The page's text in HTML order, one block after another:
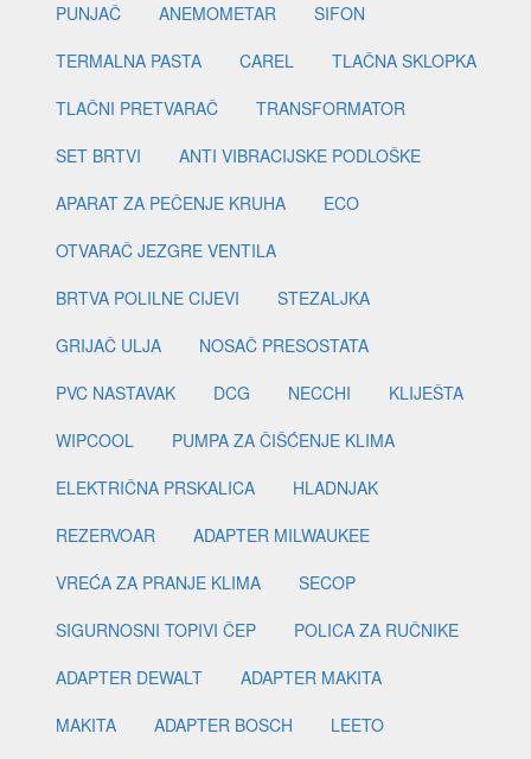
PUNJAČ
ANEMOMETAR
SIFON
TERMALNA PASTA
CAREL
TLAČNA SKLOPKA
TLAČNI PRETVARAČ
TRANSFORMATOR
SET BRTVI
ANTI VIBRACIJSKE PODLOŠKE
APARAT ZA PEČENJE KRUHA
ECO
OTVARAČ JEZGRE VENTILA
BRTVA POLILNE CIJEVI
STEZALJKA
GRIJAČ ULJA
NOSAČ PRESOSTATA
PVC NASTAVAK
DCG NECCHI
KLIJEŠTA
WIPCOOL
PUMPA ZA ČIŠĆENJE KLIMA
ELEKTRIČNA PRSKALICA
HLADNJAK
REZERVOAR
ADAPTER MILWAUKEE
VREĆA ZA PRANJE KLIMA
SECOP
SIGURNOSNI TOPIVI ČEP
POLICA ZA RUČNIKE
ADAPTER DEWALT
ADAPTER MAKITA
MAKITA
ADAPTER BOSCH
LEETO